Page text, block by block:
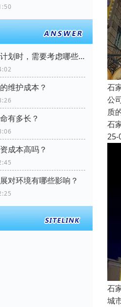
制定智能化照明系统维护计划时，需要考虑哪些因素？
维护成本？
有多长？
成本高吗？
对环境有哪些影响？
石
公
质
石
25-
石
城